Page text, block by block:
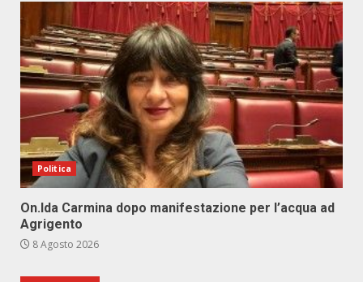
Politica
On.Ida Carmina dopo manifestazione per l’acqua ad
Agrigento
8 Agosto 2026